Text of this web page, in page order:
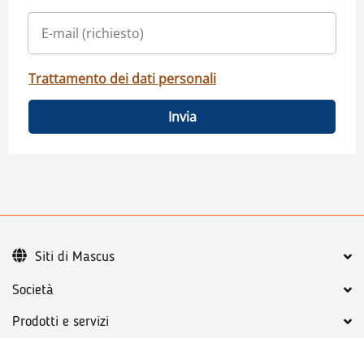
Trattamento dei dati personali
Invia
Società
Prodotti e servizi
Siti di Mascus